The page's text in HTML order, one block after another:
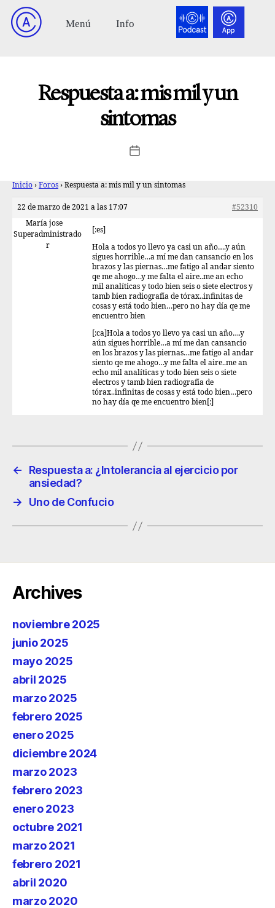
Respuesta a: mis mil y un
sintomas
Inicio › Foros › Respuesta a: mis mil y un sintomas
22 de marzo de 2021 a las 17:07
#52310
María jose
Superadministrado
r
[:es]
Hola a todos yo llevo ya casi un año….y aún
sigues horrible…a mí me dan cansancio en los
brazos y las piernas…me fatigo al andar siento
qe me ahogo…y me falta el aire..me an echo
mil analíticas y todo bien seis o siete electros y
tamb bien radiografía de tórax..infinitas de
cosas y está todo bien…pero no hay día qe me
encuentro bien
[:ca]Hola a todos yo llevo ya casi un año….y
aún sigues horrible…a mí me dan cansancio
en los brazos y las piernas…me fatigo al andar
siento qe me ahogo…y me falta el aire..me an
echo mil analíticas y todo bien seis o siete
electros y tamb bien radiografía de
tórax..infinitas de cosas y está todo bien…pero
no hay día qe me encuentro bien[:]
←
Respuesta a: ¿Intolerancia al ejercicio por
ansiedad?
→
Uno de Confucio
Archives
noviembre 2025
junio 2025
mayo 2025
abril 2025
marzo 2025
febrero 2025
enero 2025
diciembre 2024
marzo 2023
febrero 2023
enero 2023
octubre 2021
marzo 2021
febrero 2021
abril 2020
marzo 2020